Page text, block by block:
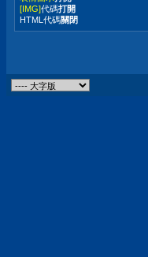
[IMG]代碼打開
HTML代碼關閉